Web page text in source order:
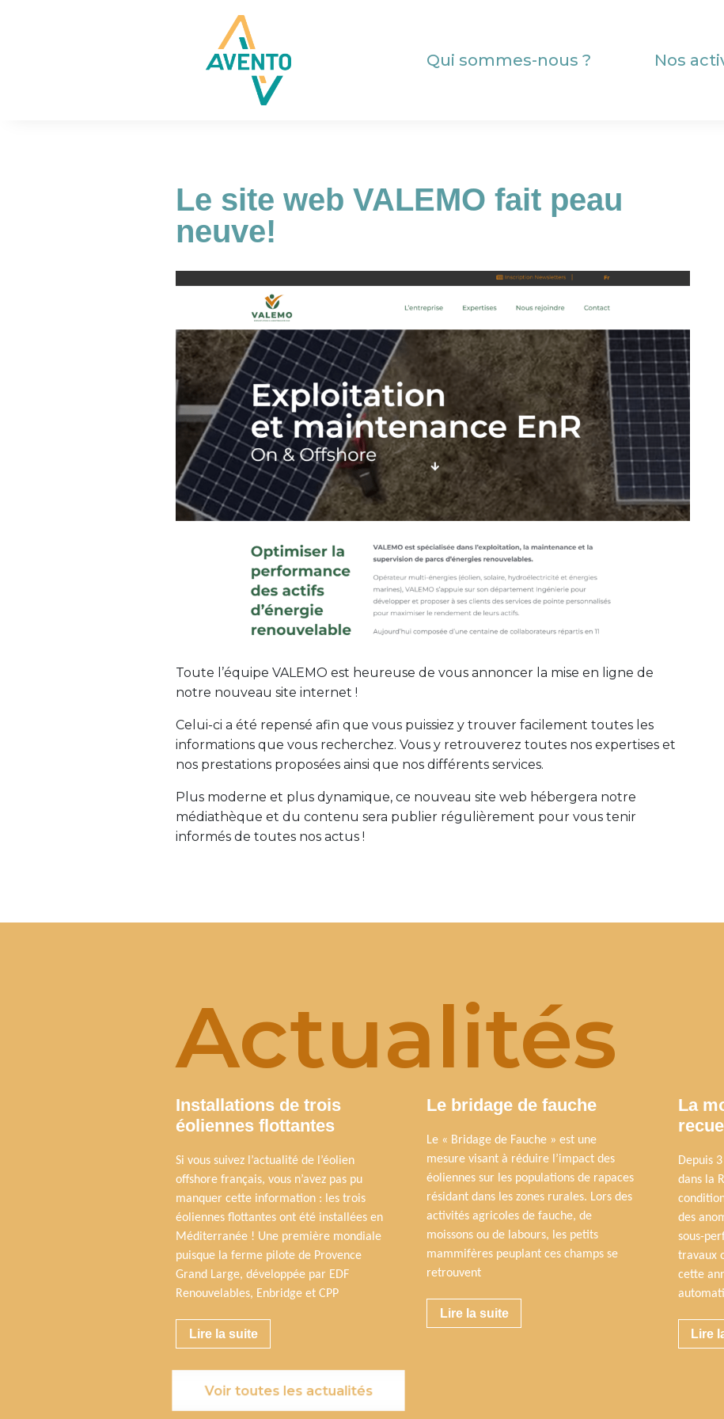
Qui sommes-nous ? Nos
Le site web VALEMO fait peau
neuve!
Toute l’équipe VALEMO est heureuse de vous annoncer la mise en ligne de
notre nouveau site internet !
Celui-ci a été repensé afin que vous puissiez y trouver facilement toutes les
informations que vous recherchez. Vous y retrouverez toutes nos expertises et
nos prestations proposées ainsi que nos différents services.
Plus moderne et plus dynamique, ce nouveau site web hébergera notre
médiathèque et du contenu sera publier régulièrement pour vous tenir
informés de toutes nos actus !
Actualités
Installations de trois
éoliennes flottantes
Si vous suivez l’actualité de l’éolien
offshore français, vous n’avez pas pu
manquer cette information : les trois
éoliennes flottantes ont été installées en
Méditerranée ! Une première mondiale
puisque la ferme pilote de Provence
Grand Large, développée par EDF
Renouvelables, Enbridge et CPP
Lire la suite
Le bridage de fauche
Le « Bridage de Fauche » est une
mesure visant à réduire l’impact des
éoliennes sur les populations de rapaces
résidant dans les zones rurales. Lors des
activités agricoles de fauche, de
moissons ou de labours, les petits
mammifères peuplant ces champs se
retrouvent
Lire la suite
La
Depuis
dans la
des
sous-
travaux
cette
Lire
Voir toutes les actualités